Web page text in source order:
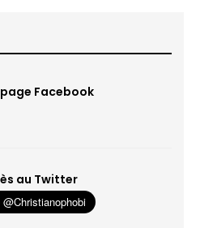
Facebook
au Twitter